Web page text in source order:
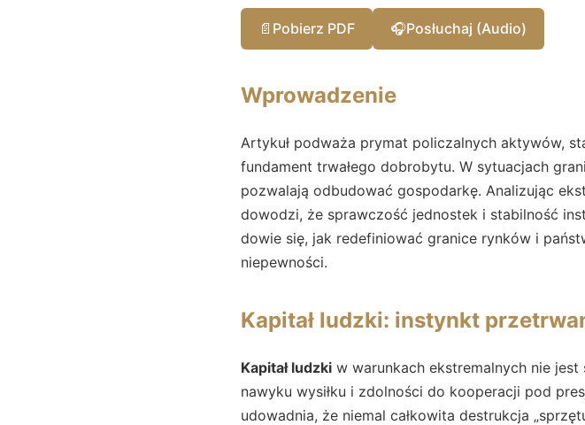
📄 Pobierz PDF 🎧Posłuchaj (Audio)
Wprowadzenie
Artykuł podważa prymat policzalnych aktywów,
fundament trwałego dobrobytu. W sytuacjach
pozwalają odbudować gospodarkę. Analizując
dowodzi, że sprawczość jednostek i stabilność
dowie się, jak redefiniować granice rynków i
niepewności.
Kapitał ludzki: instynkt
Kapitał ludzki w warunkach ekstremalnych nie
nawyku wysiłku i zdolności do kooperacji pod
udowadnia, że niemal całkowita destrukcja